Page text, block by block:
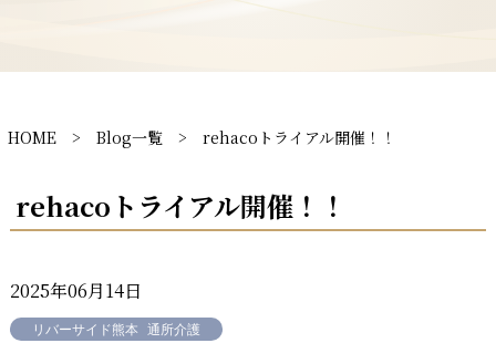
HOME > Blog一覧 > rehacoトライアル開催！！
rehacoトライアル開催！！
2025年06月14日
リバーサイド熊本 通所介護